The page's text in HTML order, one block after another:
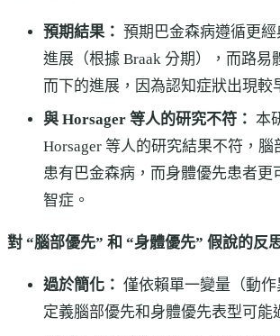
預期結果： 預期巴金森病遵循更
進展（根據 Braak 分期），而路易
而下的進展，因為認知症狀出現較
與 Horsager 等人的研究不符： 本
Horsager 等人的研究結果不符，
患有巴金森病，而身體優先患者更
智症。
對 “腦部優先” 和 “身體優先” 假說的反
過於簡化： 僅依賴單一變量（動作
定義腦部優先和身體優先表型可能